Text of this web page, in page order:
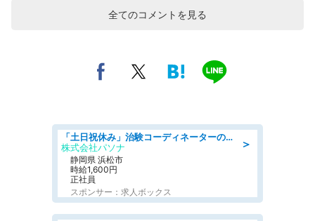
全てのコメントを見る
＞
「土日祝休み」治験コーディネーターのお仕事/未経験OK
株式会社パソナ
静岡県 浜松市
時給1,600円
正社員
スポンサー：求人ボックス